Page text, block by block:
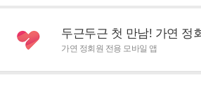
두근두근 첫 만남! 가연 정
가연 정회원 전용 모바일 앱